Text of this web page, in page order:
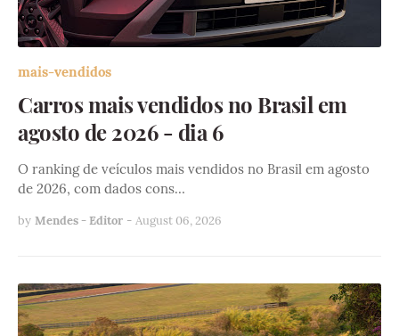
mais-vendidos
Carros mais vendidos no Brasil em
agosto de 2026 - dia 6
O ranking de veículos mais vendidos no Brasil em agosto
de 2026, com dados cons…
by Mendes - Editor - August 06, 2026